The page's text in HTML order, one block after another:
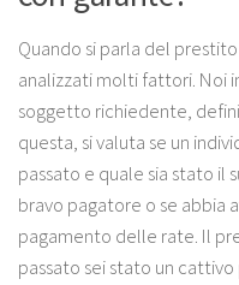
Quando si parla del
analizzati molti fattori. Noi
soggetto richiedente,
questa, si valuta se un
passato e quale sia stato il
bravo pagatore o se abbia
pagamento delle rate. Il
passato sei stato un